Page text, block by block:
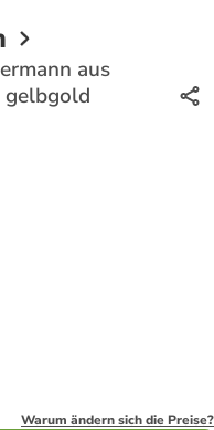
aus
Warum ändern sich die Preise?